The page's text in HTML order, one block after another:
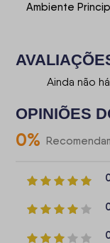
Ambiente
Ainda não
OPINIÕES
0%